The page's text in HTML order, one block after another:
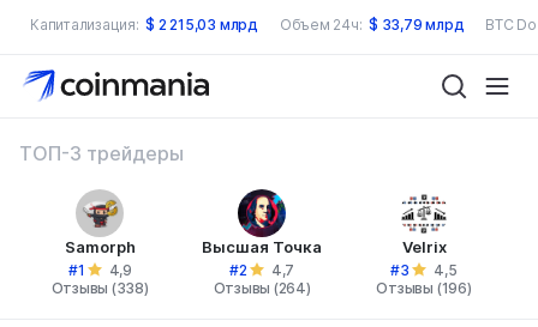
Капитализация: $ 2 215,03 млрд Объем 24ч: $ 33,79 млрд BTC
ТОП-3 трейдеры
Samorph
#1
4,9
Отзывы (338)
Высшая Точка
#2
4,7
Отзывы (264)
Velrix
#3
4,5
Отзывы (196)